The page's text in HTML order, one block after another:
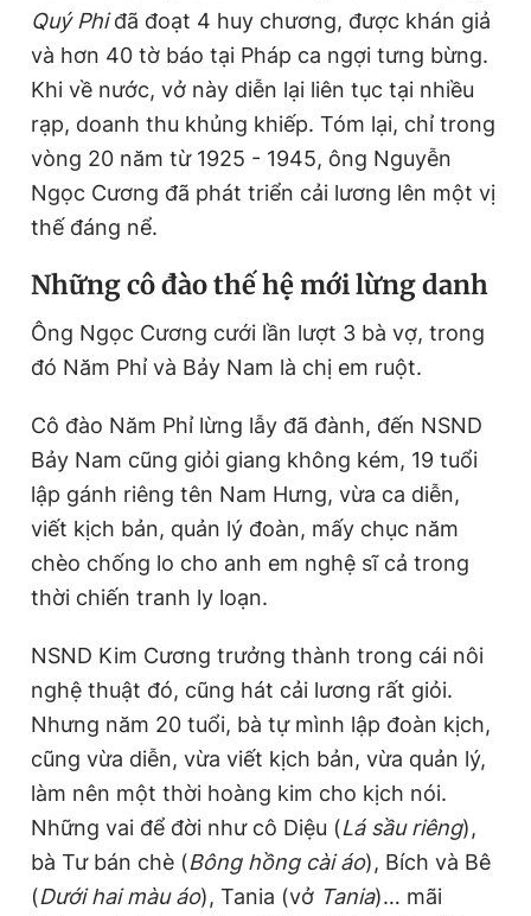
Quý Phiđã đoạt 4 huy chương, được khán giả
và hơn 40 tờ báo tại Pháp ca ngợi tưng bừng.
Khi về nước, vở này diễn lại liên tục tại nhiều
rạp, doanh thu khủng khiếp. Tóm lại, chỉ trong
vòng 20 năm từ 1925 - 1945, ông Nguyễn
Ngọc Cương đã phát triển cải lương lên một vị
thế đáng nể.
Những cô đào thế hệ mới lừng danh
Ông Ngọc Cương cưới lần lượt 3 bà vợ, trong
đó Năm Phỉ và Bảy Nam là chị em ruột.
Cô đào Năm Phỉ lừng lẫy đã đành, đến NSND
Bảy Nam cũng giỏi giang không kém, 19 tuổi
lập gánh riêng tên Nam Hưng, vừa ca diễn,
viết kịch bản, quản lý đoàn, mấy chục năm
chèo chống lo cho anh em nghệ sĩ cả trong
thời chiến tranh ly loạn.
NSND Kim Cương trưởng thành trong cái nôi
nghệ thuật đó, cũng hát cải lương rất giỏi.
Nhưng năm 20 tuổi, bà tự mình lập đoàn kịch,
cũng vừa diễn, vừa viết kịch bản, vừa quản lý,
làm nên một thời hoàng kim cho kịch nói.
Những vai để đời như cô Diệu (Lá sầu riêng),
bà Tư bán chè (Bông hồng cài áo), Bích và Bê
(Dưới hai màu áo), Tania (vở Tania)… mãi